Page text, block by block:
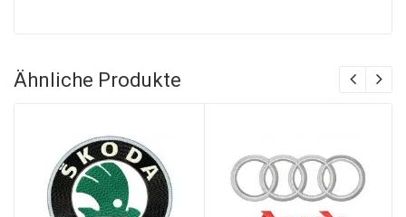
Ähnliche Produkte